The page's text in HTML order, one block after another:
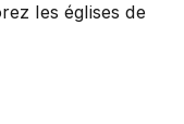
les églises de